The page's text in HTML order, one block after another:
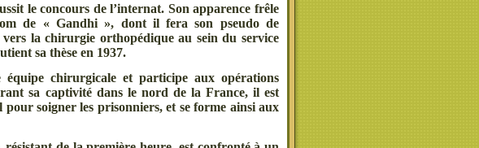
le concours de l’internat. Son apparence frêle
de « Gandhi », dont il fera son pseudo de
la chirurgie orthopédique au sein du service
sa thèse en 1937.
chirurgicale et participe aux opérations
sa captivité dans le nord de la France, il est
pour soigner les prisonniers, et se forme ainsi aux